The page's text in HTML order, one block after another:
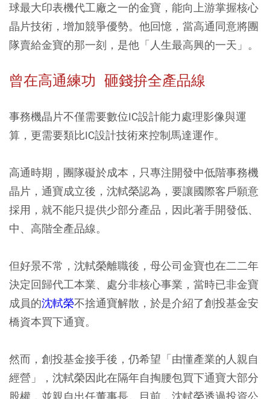
球最大印表機代工廠之一的金寶，能向上游掌握核心
晶片技術，增加競爭優勢。他回憶，當高通同意將團
隊賣給金寶的那一刻，是他「人生最高興的一天」。
曾在高通練功 砸錢拚全產品線
事務機晶片不僅需要數位IC設計能力處理影像與運
算，更需要類比IC設計技術來控制馬達運作。
高通時期，團隊礙於成本，只專注開發中低階事務機
晶片，通寶成立後，沈軾榮認為，要讓國際客戶願意
採用，就不能只提供少部分產品，因此著手開發低、
中、高階全產品線。
但好景不常，沈軾榮離職後，母公司金寶也在二二年
決定回歸代工本業、處分非核心事業，當時已非金寶
成員的沈軾榮不捨通寶解散，於是介紹了創投基金安
橋資本買下通寶。
然而，創投基金接手後，仍希望「由懂產業的人親自
經營」，沈軾榮因此在隔年自掏腰包買下通寶大部分
股權，並親自出任董事長。目前，沈軾榮透過投資公